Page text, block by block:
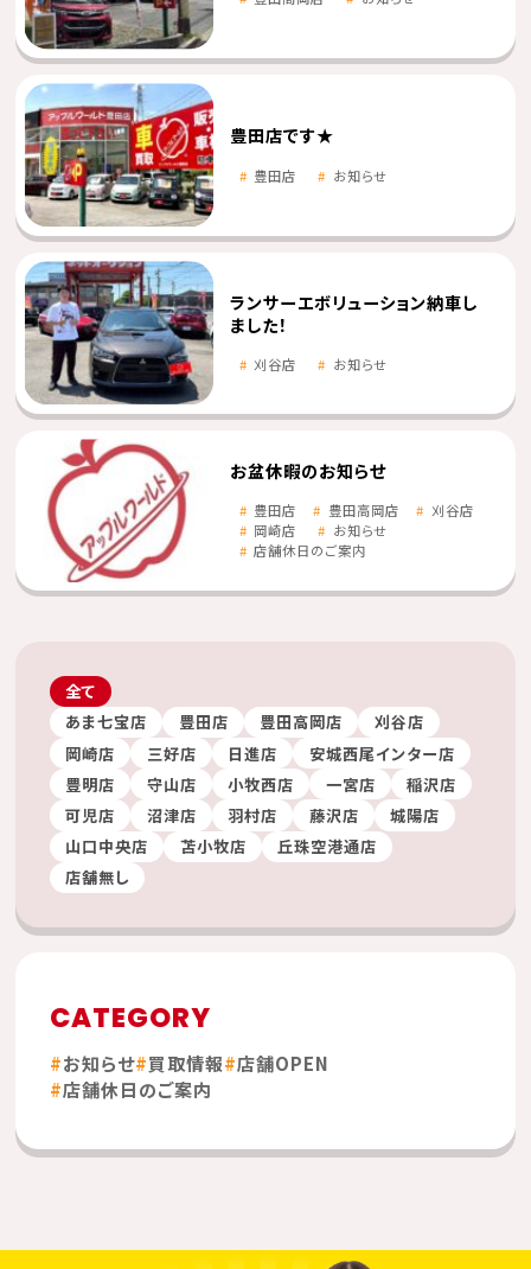
豊田店です★
豊田店 お知らせ
ランサーエボリューション納車し
ました！
刈谷店 お知らせ
お盆休暇のお知らせ
豊田店 豊田高岡店
刈谷店
岡崎店
お知らせ
店舗休日のご案内
全て
あま七宝店
豊田店 豊田高岡店
刈谷店
岡崎店
三好店 日進店
安城西尾インター店
豊明店
守山店 小牧西店 一宮店
稲沢店
可児店
沼津店 羽村店 藤沢店
城陽店
山口中央店
苫小牧店
丘珠空港通店
店舗無し
CATEGORY
お知らせ 買取情報 店舗OPEN
店舗休日のご案内